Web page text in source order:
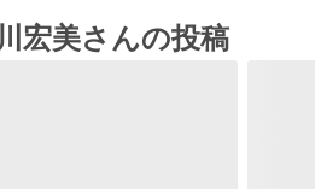
宏美さんの投稿